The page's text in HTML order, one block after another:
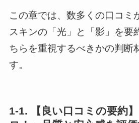
この章では、数多くの口コミ
スキンの「光」と「影」を要
ちらを重視するべきかの判断
す。
1-1. 【良い口コミの要約